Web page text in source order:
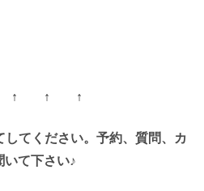
↑ ↑
してください。予約、質問、カ
いて下さい♪